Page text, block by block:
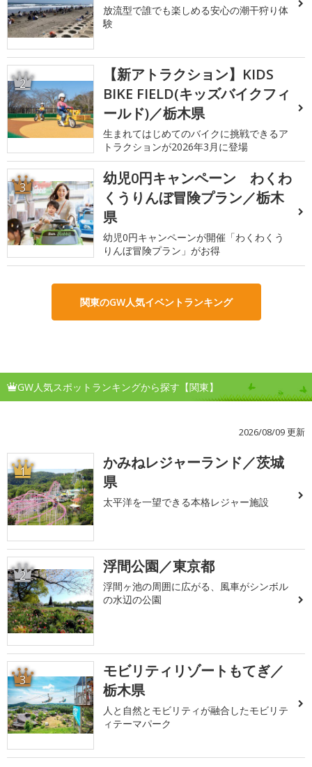
放流型で誰でも楽しめる安心の潮干狩り体
験
2
【新アトラクション】KIDS
BIKE FIELD(キッズバイクフィ
ールド)／栃木県
生まれてはじめてのバイクに挑戦できるア
トラクションが2026年3月に登場
3
幼児0円キャンペーン わくわ
くうりんぼ冒険プラン／栃木
県
幼児0円キャンペーンが開催「わくわくう
りんぼ冒険プラン」がお得
関東のGW人気イベントランキング
GW人気スポットランキングから探す【関東】
2026/08/09 更新
1
かみねレジャーランド／茨城
県
太平洋を一望できる本格レジャー施設
2 浮間公園／東京都
浮間ヶ池の周囲に広がる、風車がシンボル
の水辺の公園
3
モビリティリゾートもてぎ／
栃木県
人と自然とモビリティが融合したモビリテ
ィテーマパーク